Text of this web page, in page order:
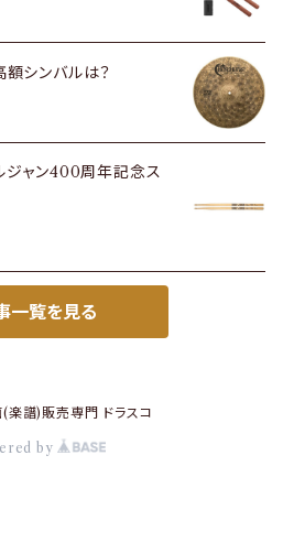
シンバルは？
ジャン400周年記念ス
一覧を見る
楽譜)販売専門 ドラスコ
by